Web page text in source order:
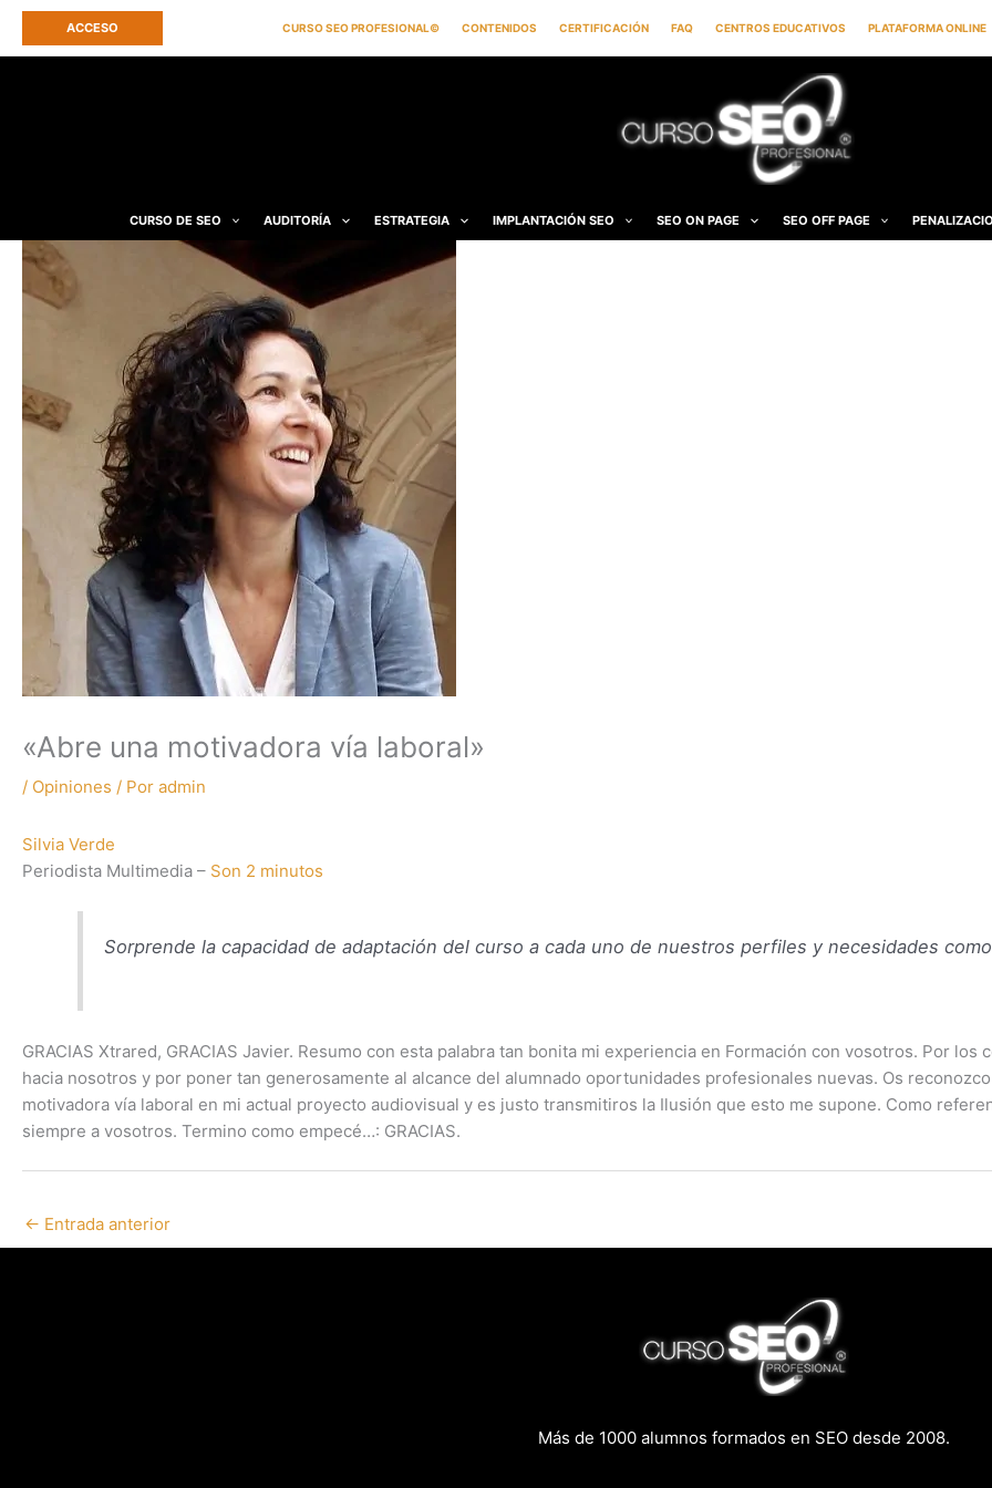
ACCESO CURSO SEO PROFESIONAL© CONTENIDOS CERTIFICACIÓN FAQ CENTROS EDUCATIVOS PLATAFORMA ONLINE
CURSO DE SEO AUDITORÍA ESTRATEGIA IMPLANTACIÓN SEO SEO ON PAGE SEO OFF PAGE
«Abre una motivadora vía laboral»
/ Opiniones / Por admin
Silvia Verde
Periodista Multimedia – Son 2 minutos
Sorprende la capacidad de adaptación del curso a cada uno de nuestros perfiles y necesidades
GRACIAS Xtrared, GRACIAS Javier. Resumo con esta palabra tan bonita mi experiencia en Formación con vosotros. Por
hacia nosotros y por poner tan generosamente al alcance del alumnado oportunidades profesionales nuevas. Os
motivadora vía laboral en mi actual proyecto audiovisual y es justo transmitiros la Ilusión que esto me supone. Como
siempre a vosotros. Termino como empecé…: GRACIAS.
← Entrada anterior
Más de 1000 alumnos formados en SEO desde 2008.